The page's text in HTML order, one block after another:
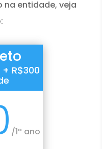
entidade, veja
R$300
/1º ano